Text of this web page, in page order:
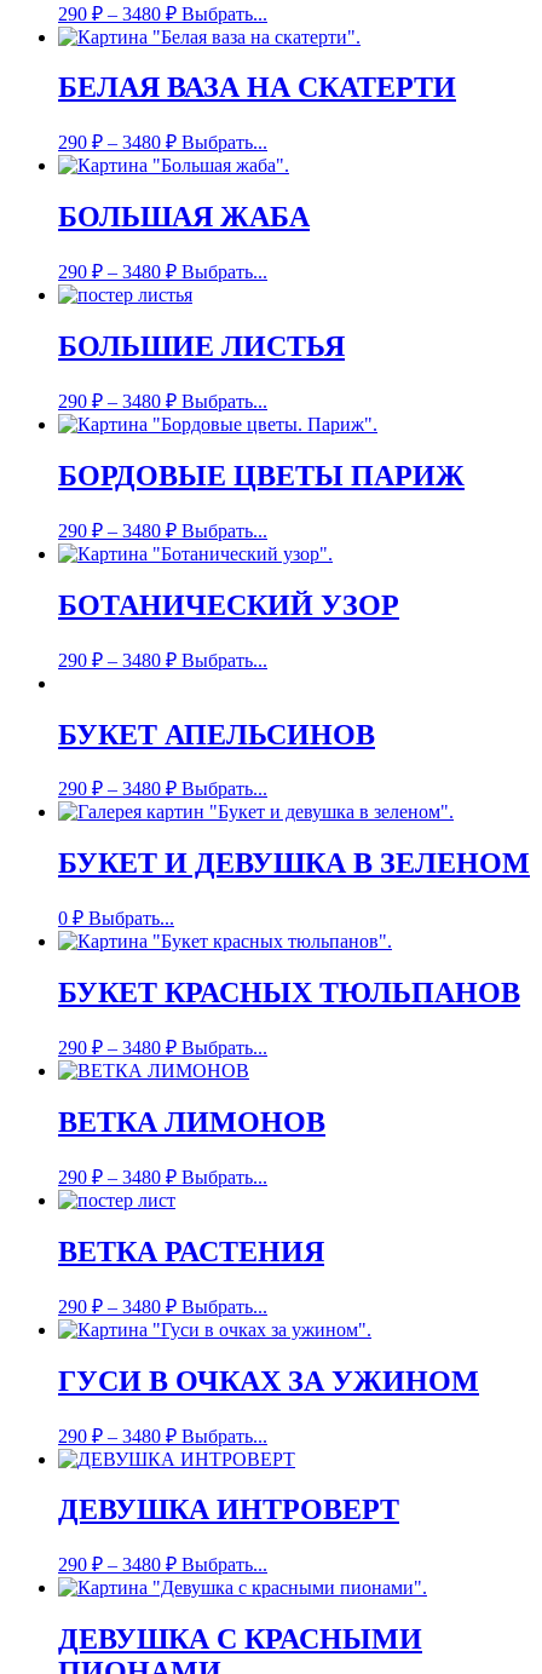
290 ₽ – 3480 ₽ Выбрать...
БЕЛАЯ ВАЗА НА СКАТЕРТИ
290 ₽ – 3480 ₽ Выбрать...
БОЛЬШАЯ ЖАБА
290 ₽ – 3480 ₽ Выбрать...
БОЛЬШИЕ ЛИСТЬЯ
290 ₽ – 3480 ₽ Выбрать...
БОРДОВЫЕ ЦВЕТЫ ПАРИЖ
290 ₽ – 3480 ₽ Выбрать...
БОТАНИЧЕСКИЙ УЗОР
290 ₽ – 3480 ₽ Выбрать...
БУКЕТ АПЕЛЬСИНОВ
290 ₽ – 3480 ₽ Выбрать...
БУКЕТ И ДЕВУШКА В ЗЕЛЕНОМ
0 ₽ Выбрать...
БУКЕТ КРАСНЫХ ТЮЛЬПАНОВ
290 ₽ – 3480 ₽ Выбрать...
ВЕТКА ЛИМОНОВ
290 ₽ – 3480 ₽ Выбрать...
ВЕТКА РАСТЕНИЯ
290 ₽ – 3480 ₽ Выбрать...
ГУСИ В ОЧКАХ ЗА УЖИНОМ
290 ₽ – 3480 ₽ Выбрать...
ДЕВУШКА ИНТРОВЕРТ
290 ₽ – 3480 ₽ Выбрать...
ДЕВУШКА С КРАСНЫМИ